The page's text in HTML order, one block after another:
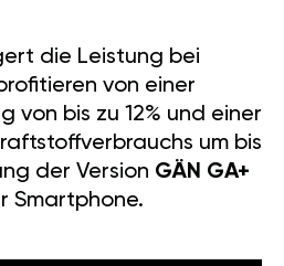
die Leistung bei
von einer
von bis zu 12% und einer
um bis
der Version GÄN GA+
Smartphone.